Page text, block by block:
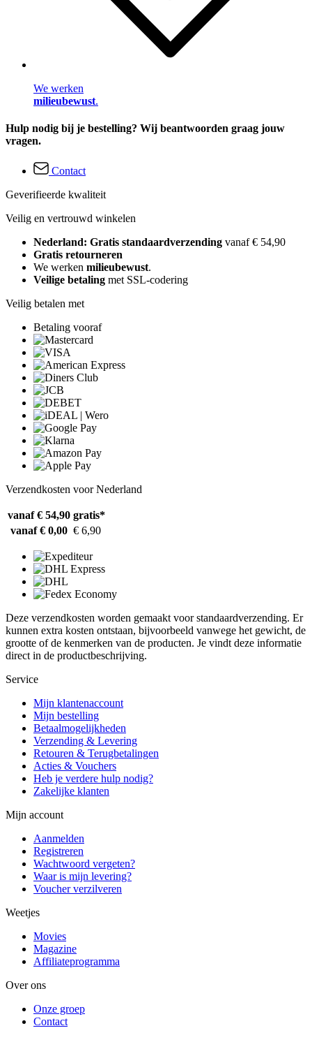
We werken
milieubewust.
Hulp nodig bij je bestelling? Wij beantwoorden graag jouw
vragen.
Contact
Geverifieerde kwaliteit
Veilig en vertrouwd winkelen
Nederland: Gratis standaardverzending vanaf € 54,90
Gratis retourneren
We werken milieubewust.
Veilige betaling met SSL-codering
Veilig betalen met
Betaling vooraf
Verzendkosten voor Nederland
vanaf € 54,90 gratis*
vanaf € 0,00 € 6,90
Deze verzendkosten worden gemaakt voor standaardverzending. Er
kunnen extra kosten ontstaan, bijvoorbeeld vanwege het gewicht, de
grootte of de kenmerken van de producten. Je vindt deze informatie
direct in de productbeschrijving.
Service
Mijn klantenaccount
Mijn bestelling
Betaalmogelijkheden
Verzending & Levering
Retouren & Terugbetalingen
Acties & Vouchers
Heb je verdere hulp nodig?
Zakelijke klanten
Mijn account
Aanmelden
Registreren
Wachtwoord vergeten?
Waar is mijn levering?
Voucher verzilveren
Weetjes
Movies
Magazine
Affiliateprogramma
Over ons
Onze groep
Contact